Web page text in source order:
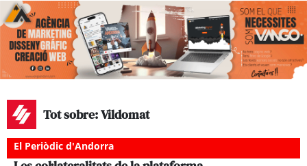
Tot sobre: Vildomat
El Periòdic d'Andorra